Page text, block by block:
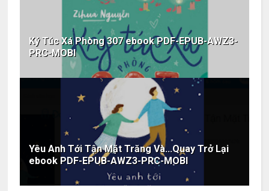
Ký Túc Xá Phòng 307 ebook PDF-EPUB-AWZ3-
PRC-MOBI
Yêu Anh Tới Tận Mặt Trăng Và...Quay Trở Lại
ebook PDF-EPUB-AWZ3-PRC-MOBI